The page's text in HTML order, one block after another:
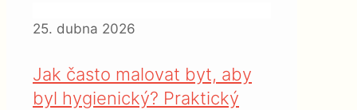
25. dubna 2026
Jak často malovat byt, aby
byl hygienický? Praktický